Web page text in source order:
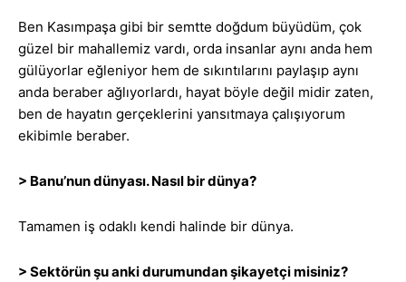
Ben Kasımpaşa gibi bir semtte doğdum büyüdüm, çok
güzel bir mahallemiz vardı, orda insanlar aynı anda hem
gülüyorlar eğleniyor hem de sıkıntılarını paylaşıp aynı
anda beraber ağlıyorlardı, hayat böyle değil midir zaten,
ben de hayatın gerçeklerini yansıtmaya çalışıyorum
ekibimle beraber.
> Banu’nun dünyası. Nasıl bir dünya?
Tamamen iş odaklı kendi halinde bir dünya.
> Sektörün şu anki durumundan şikayetçi misiniz?